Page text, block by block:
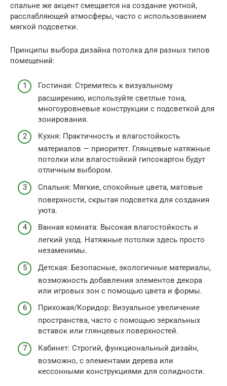
спальне же акцент смещается на создание уютной,
расслабляющей атмосферы, часто с использованием
мягкой подсветки.
Принципы выбора дизайна потолка для разных типов
помещений:
Гостиная: Стремитесь к визуальному
расширению, используйте светлые тона,
многоуровневые конструкции с подсветкой для
зонирования.
Кухня: Практичность и влагостойкость
материалов — приоритет. Глянцевые натяжные
потолки или влагостойкий гипсокартон будут
отличным выбором.
Спальня: Мягкие, спокойные цвета, матовые
поверхности, скрытая подсветка для создания
уюта.
Ванная комната: Высокая влагостойкость и
легкий уход. Натяжные потолки здесь просто
незаменимы.
Детская: Безопасные, экологичные материалы,
возможность добавления элементов декора
или игровых зон с помощью цвета и формы.
Прихожая/Коридор: Визуальное увеличение
пространства, часто с помощью зеркальных
вставок или глянцевых поверхностей.
Кабинет: Строгий, функциональный дизайн,
возможно, с элементами дерева или
кессонными конструкциями для солидности.